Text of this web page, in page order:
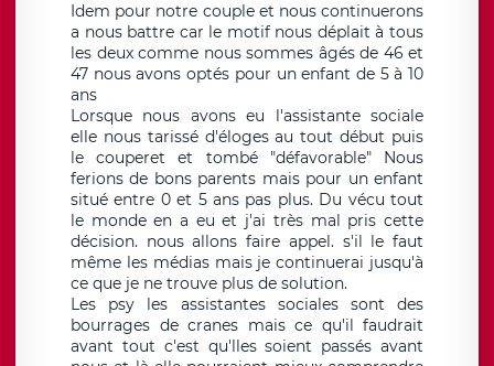
Idem pour notre couple et nous continuerons
a nous battre car le motif nous déplait à tous
les deux comme nous sommes âgés de 46 et
47 nous avons optés pour un enfant de 5 à 10
ans
Lorsque nous avons eu l'assistante sociale
elle nous tarissé d'éloges au tout début puis
le couperet et tombé "défavorable" Nous
ferions de bons parents mais pour un enfant
situé entre 0 et 5 ans pas plus. Du vécu tout
le monde en a eu et j'ai très mal pris cette
décision. nous allons faire appel. s'il le faut
même les médias mais je continuerai jusqu'à
ce que je ne trouve plus de solution.
Les psy les assistantes sociales sont des
bourrages de cranes mais ce qu'il faudrait
avant tout c'est qu'lles soient passés avant